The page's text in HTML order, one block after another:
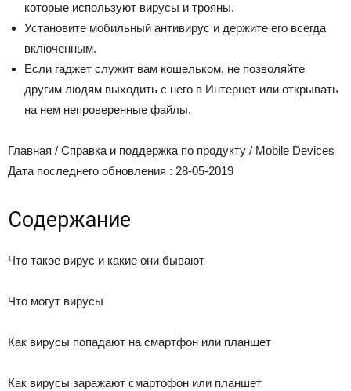
которые используют вирусы и трояны.
Установите мобильный антивирус и держите его всегда
включенным.
Если гаджет служит вам кошельком, не позволяйте
другим людям выходить с него в Интернет или открывать
на нем непроверенные файлы.
Главная / Справка и поддержка по продукту / Mobile Devices
Дата последнего обновления : 28-05-2019
Содержание
Что такое вирус и какие они бывают
Что могут вирусы
Как вирусы попадают на смартфон или планшет
Как вирусы заражают смартофон или планшет